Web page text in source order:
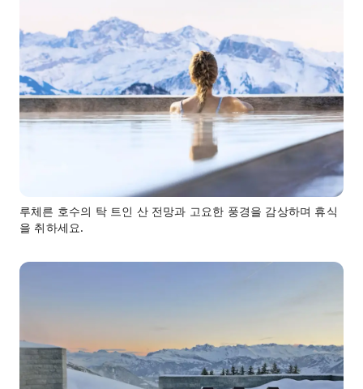
루체른 호수의 탁 트인 산 전망과 고요한 풍경을 감상하며 휴식
을 취하세요.